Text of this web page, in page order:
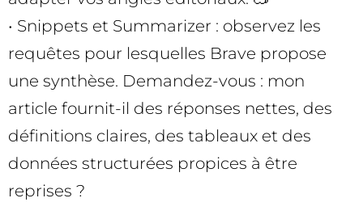
• Snippets et Summarizer : observez les
requêtes pour lesquelles Brave propose
une synthèse. Demandez-vous : mon
article fournit-il des réponses nettes, des
définitions claires, des tableaux et des
données structurées propices à être
reprises ?